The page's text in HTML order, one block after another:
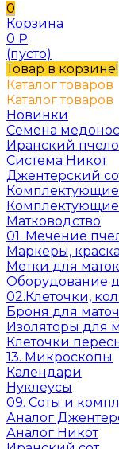
0
Корзина
0 ₽
(пусто)
Товар в корзине!
Каталог товаров
Каталог товаров
Новинки
Семена
Иранский
Система Никот
Джентерский
Комплектующие
Комплектующие
Матководство
01. Мечение
Маркеры,
Метки для маток
Оборудование
02.Клеточки,
Броня для
Изоляторы для
Клеточки
13. Микроскопы
Календари
Нуклеусы
09. Соты и
Аналог
Аналог Никот